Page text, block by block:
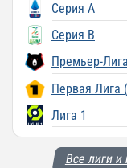
Серия A
Серия B
Премьер-Лига
Первая Лига
Лига 1
Все лиги и